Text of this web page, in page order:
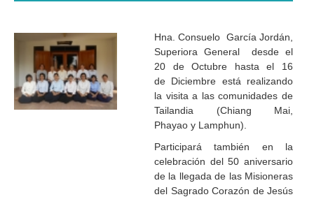
Hna. Consuelo García Jordán,
Superiora General desde el
20 de Octubre hasta el 16
de Diciembre está realizando
la visita a las comunidades de
Tailandia (Chiang Mai,
Phayao y Lamphun).
Participará también en la
celebración del 50 aniversario
de la llegada de las Misioneras
del Sagrado Corazón de Jesús